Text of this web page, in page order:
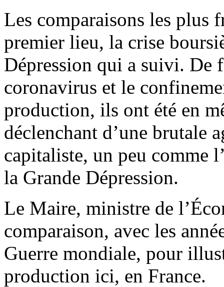
Les comparaisons les plus
premier lieu, la crise
Dépression qui a suivi. De
coronavirus et le
production, ils ont été en
déclenchant d’une brutale
capitaliste, un peu comme
la Grande Dépression.
Le Maire, ministre de
comparaison, avec les
Guerre mondiale, pour
production ici, en France.